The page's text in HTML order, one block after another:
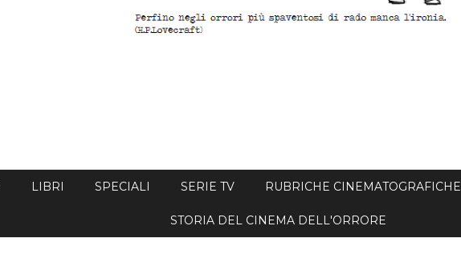
LIBRI SPECIALI SERIE TV RUBRICHE CINEMATOGRAFICHE
STORIA DEL CINEMA DELL'ORRORE